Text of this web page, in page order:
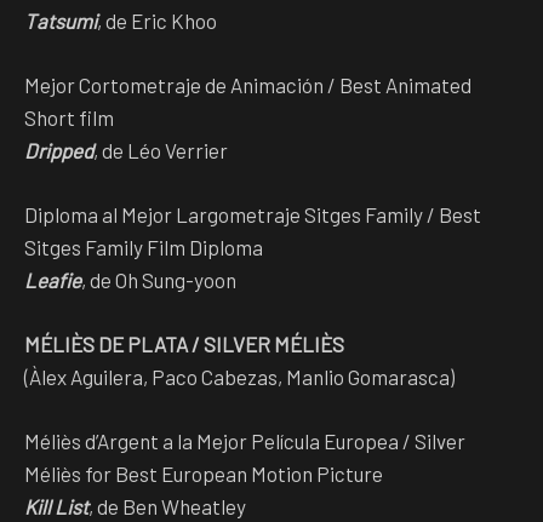
Tatsumi, de Eric Khoo
Mejor Cortometraje de Animación / Best Animated
Short film
Dripped, de Léo Verrier
Diploma al Mejor Largometraje Sitges Family / Best
Sitges Family Film Diploma
Leafie, de Oh Sung-yoon
MÉLIÈS DE PLATA / SILVER MÉLIÈS
(Àlex Aguilera, Paco Cabezas, Manlio Gomarasca)
Méliès d’Argent a la Mejor Película Europea / Silver
Méliès for Best European Motion Picture
Kill List, de Ben Wheatley